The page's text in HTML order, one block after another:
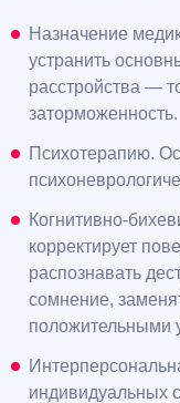
Назначение
устранить
расстройства —
заторможенность.
Психотерапию.
Когнитивно-
корректирует
распознавать
сомнение,
положительными
индивидуальных